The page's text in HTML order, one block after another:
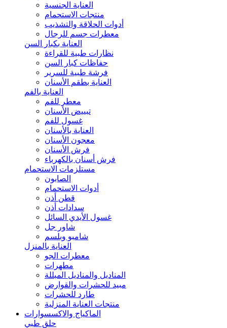
العناية الجنسية
منتجات الاستحمام
أدوات الحلاقة والتشذيب
معطرات جسم للرجال
العناية بكبار السن
نظارات طبية للقراءة
حفاظات كبار السن
فرشة طبية للسرير
العناية بطقم الأسنان
العناية بالفم
معطر للفم
تبييض الأسنان
غسول للفم
العناية بالأسنان
معجون الأسنان
فرش الأسنان
فرش أسنان بالكهرباء
مستلزمات الاستحمام
الصابون
أدوات الاستحمام
قطن أذن
سدادات أذن
غسول الأيدي السائل
شاور جل
شامبو وبلسم
العناية بالمنزل
معطرات الجو
مطهرات
المناديل والمناديل المبللة
مبيد للحشرات والقوارض
طارد للحشرات
منتجات العناية المنزلية
الماكياج والاكسسوارات
حلق طبي